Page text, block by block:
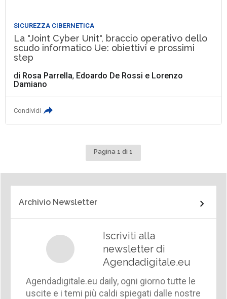
SICUREZZA CIBERNETICA
La "Joint Cyber Unit", braccio operativo dello
scudo informatico Ue: obiettivi e prossimi
step
di Rosa Parrella, Edoardo De Rossi e Lorenzo
Damiano
Condividi
Pagina 1 di 1
Archivio Newsletter
Iscriviti alla
newsletter di
Agendadigitale.eu
Agendadigitale.eu daily, ogni giorno tutte le
uscite e i temi più caldi spiegati dalle nostre